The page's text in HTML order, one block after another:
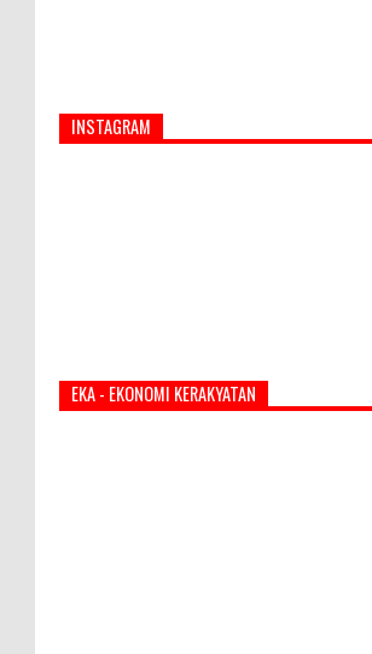
INSTAGRAM
EKA - EKONOMI KERAKYATAN